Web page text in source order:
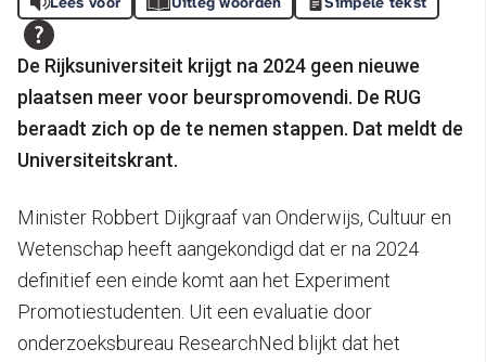
De Rijksuniversiteit krijgt na 2024 geen nieuwe
plaatsen meer voor beurspromovendi. De RUG
beraadt zich op de te nemen stappen. Dat meldt de
Universiteitskrant.
Minister Robbert Dijkgraaf van Onderwijs, Cultuur en
Wetenschap heeft aangekondigd dat er na 2024
definitief een einde komt aan het Experiment
Promotiestudenten. Uit een evaluatie door
onderzoeksbureau ResearchNed blijkt dat het